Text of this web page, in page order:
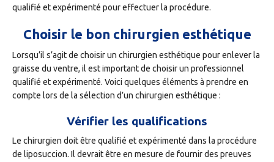
qualifié et expérimenté pour effectuer la procédure.
Choisir le bon chirurgien esthétique
Lorsqu’il s’agit de choisir un chirurgien esthétique pour enlever la
graisse du ventre, il est important de choisir un professionnel
qualifié et expérimenté. Voici quelques éléments à prendre en
compte lors de la sélection d’un chirurgien esthétique :
Vérifier les qualifications
Le chirurgien doit être qualifié et expérimenté dans la procédure
de liposuccion. Il devrait être en mesure de fournir des preuves